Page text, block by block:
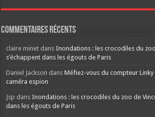
Commentaires récents
claire minet dansInondations : les crocodiles du
s’échappent dans les égouts de Paris
Daniel Jackson dansMéfiez-vous du compteur Linky
caméra espion
Jsp dansInondations : les crocodiles du zoo de
dans les égouts de Paris